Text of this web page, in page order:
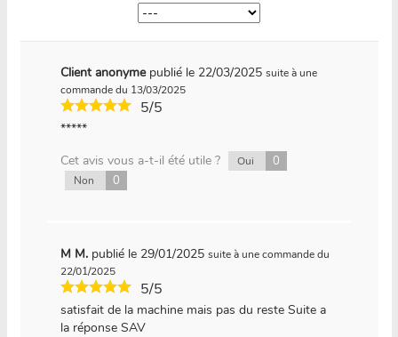
Client anonyme publié le 22/03/2025 suite à une
commande du 13/03/2025
5/5
*****
Cet avis vous a-t-il été utile ?
Oui 0
Non 0
M M. publié le 29/01/2025 suite à une commande du
22/01/2025
5/5
satisfait de la machine mais pas du reste Suite a
la réponse SAV